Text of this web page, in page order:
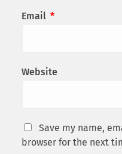
Email *
Website
Save my name,
browser for the next